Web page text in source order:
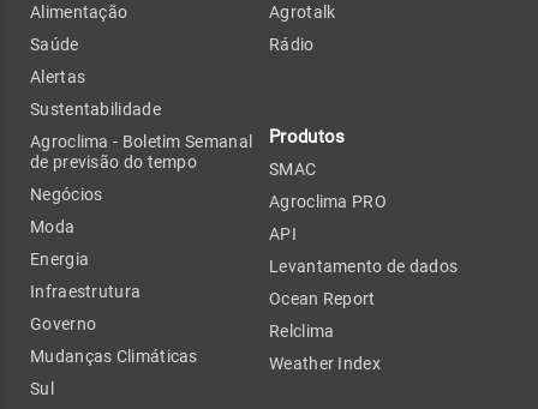
Alimentação
Saúde
Alertas
Sustentabilidade
Agroclima - Boletim Semanal
de previsão do tempo
Negócios
Moda
Energia
Infraestrutura
Governo
Mudanças Climáticas
Sul
Agrotalk
Rádio
Produtos
SMAC
Agroclima PRO
API
Levantamento de dados
Ocean Report
Relclima
Weather Index